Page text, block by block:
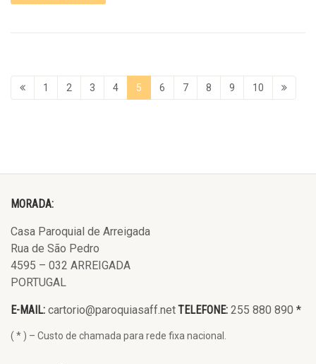
1 2 3 4 5 6 7 8 9 10
MORADA:
Casa Paroquial de Arreigada
Rua de São Pedro
4595 – 032 ARREIGADA
PORTUGAL
E-MAIL: cartorio@paroquiasaff.netTELEFONE: 255 880 890 *
( * ) – Custo de chamada para rede fixa nacional.